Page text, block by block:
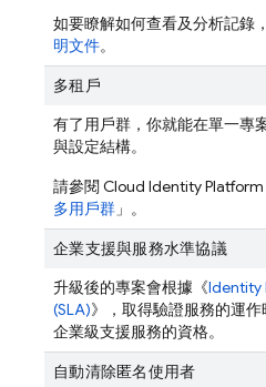
如要瞭解如何查看及分析記錄
明文件。
多租戶
有了用戶群，你就能在單一專
與設定結構。
請參閱 Cloud Identity
多用戶群 」。
企業支援與服務水準協議
升級後的專案會根據《Identity
(SLA)》，取得驗證服務的運
企業級支援服務的資格。
自動清除匿名使用者